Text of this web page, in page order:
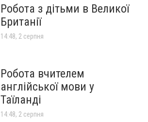
Робота з дітьми в Великої
Британії
14:48, 2 серпня
Робота вчителем
англійської мови у
Таїланді
14:48, 2 серпня